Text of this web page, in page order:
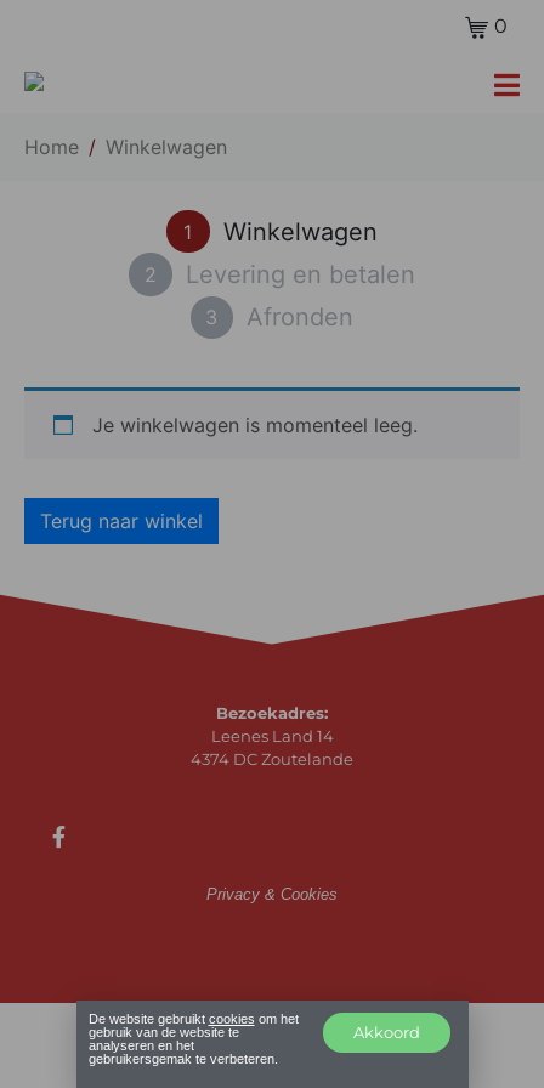
0
Home Winkelwagen
1 Winkelwagen
2 Levering en betalen
3 Afronden
Je winkelwagen is momenteel leeg.
Terug naar winkel
Bezoekadres:
Leenes Land 14
4374 DC Zoutelande
Privacy & Cookies
De website gebruikt cookies om het
gebruik van de website te
analyseren en het
gebruikersgemak te verbeteren.
Akkoord